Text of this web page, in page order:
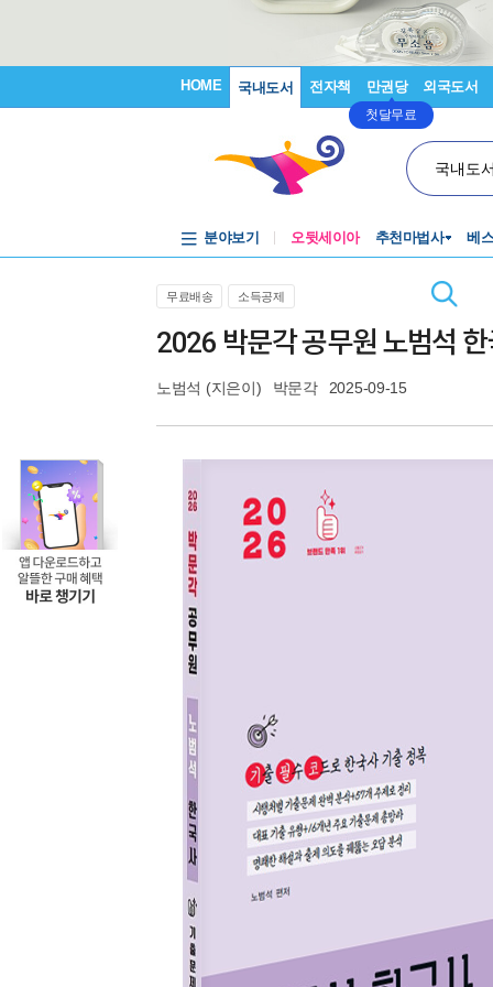
HOME 국내도서 전자책 만권당
첫달무료
외국도서
국내도
분야보기 오뒷세이아 추천마법사 베
무료배송 소득공제
2026 박문각 공무원 노범석
노범석 (지은이) 박문각 2025-09-15